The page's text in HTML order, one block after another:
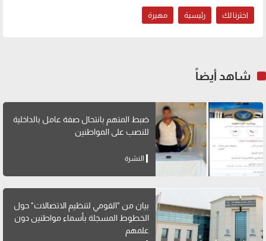
اخترنا لك رئيسية مهيرة
شاهد أيضاً
ضبط المتهم بانتحال صفة عامل بالداخلية
للنصب على المواطنين
النشرة
بيان من "القومي لتنظيم الاتصالات" حول
الخطوط المسجلة بأسماء مواطنين دون
علمهم